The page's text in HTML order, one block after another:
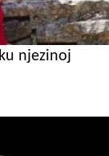
njezinoj